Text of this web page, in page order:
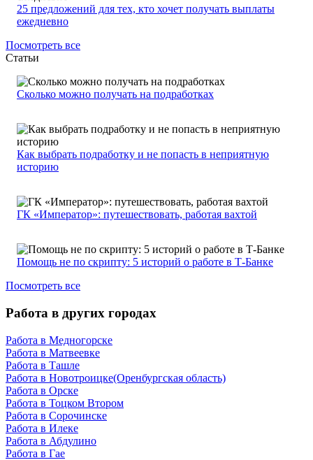
25 предложений для тех, кто хочет получать выплаты
ежедневно
Посмотреть все
Статьи
Сколько можно получать на подработках
Как выбрать подработку и не попасть в неприятную
историю
ГК «Император»: путешествовать, работая вахтой
Помощь не по скрипту: 5 историй о работе в Т-Банке
Посмотреть все
Работа в других городах
Работа в Медногорске
Работа в Матвеевке
Работа в Ташле
Работа в Новотроицке(Оренбургская область)
Работа в Орске
Работа в Тоцком Втором
Работа в Сорочинске
Работа в Илеке
Работа в Абдулино
Работа в Гае